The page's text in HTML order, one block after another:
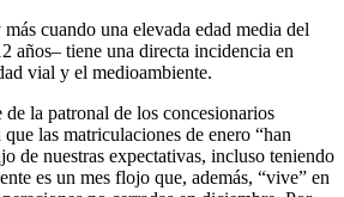
cuando una elevada edad media del
años– tiene una directa incidencia en
vial y el medioambiente.
de la patronal de los concesionarios
las matriculaciones de enero “han
de nuestras expectativas, incluso teniendo
es un mes flojo que, además, “vive” en